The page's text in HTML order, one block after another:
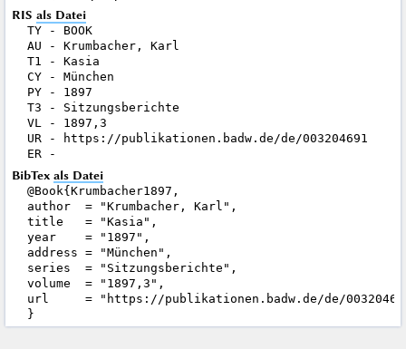
RIS als Datei
TY - BOOK
AU - Krumbacher, Karl
T1 - Kasia
CY - München
PY - 1897
T3 - Sitzungsberichte
VL - 1897,3
UR - https://publikationen.badw.de/de/003204691
BibTex als Datei
@Book{Krumbacher1897,
author  = "Krumbacher, Karl",
title   = "Kasia",
year    = "1897",
address = "München",
series  = "Sitzungsberichte",
volume  = "1897,3",
url     = "https://publikationen.badw.de/de/